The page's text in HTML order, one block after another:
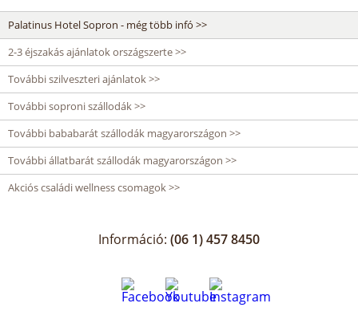
Palatinus Hotel Sopron - még több infó >>
2-3 éjszakás ajánlatok országszerte >>
További szilveszteri ajánlatok >>
További soproni szállodák >>
További bababarát szállodák magyarországon >>
További állatbarát szállodák magyarországon >>
Akciós családi wellness csomagok >>
Információ: (06 1) 457 8450